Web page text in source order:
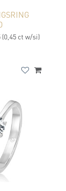
(0,45 ct w/si)